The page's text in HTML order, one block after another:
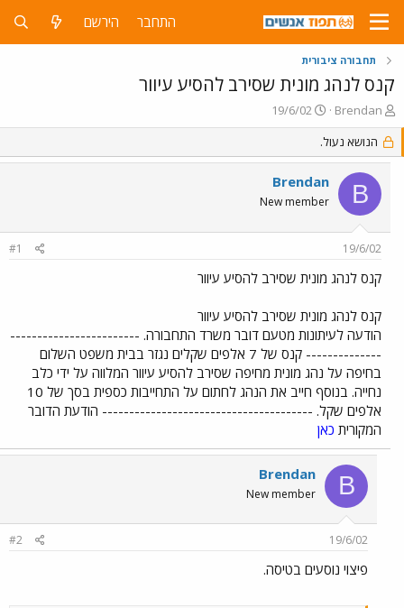
התחבר הירשם
תחבורה ציבורית
קנס לנהג מונית שסירב להסיע עיוור
פ
ו
ת
ח
נ
Brendan
פ
ו
ס
ם
ב
ת
ך
19/6/02
הנושא נעול.
B
Brendan
New member
19/6/02
#1
קנס לנהג מונית שסירב להסיע עיוור
קנס לנהג מונית שסירב להסיע עיוור
הודעה לעיתונות מטעם דובר משרד התחבורה. ------------------------
-------------- קנס של 7 אלפים שקלים נגזר בבית משפט השלום
בחיפה על נהג מונית מחיפה שסירב להסיע עיוור המלווה על ידי כלב
נחייה. בנוסף חייב את הנהג לחתום על התחייבות כספית בסך של 10
אלפים שקל. --------------------------------------- הודעת הדובר
המקורית כאן
B
Brendan
New member
19/6/02
#2
פיצוי נוסעים בטיסה.